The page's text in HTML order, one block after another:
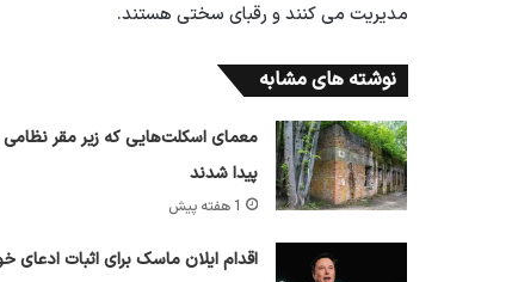
مدیریت می کنند و رقبای سختی هستند.
نوشته های مشابه
معمای اسکلت‌هایی که زیر مقر نظامی
پیدا شدند
1 هفته پیش
اقدام ایلان ماسک برای اثبات ادعای